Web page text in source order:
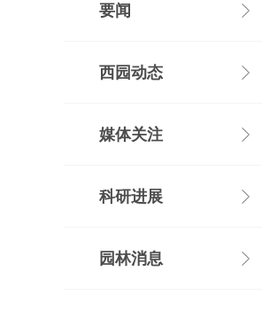
要闻
西园动态
媒体关注
科研进展
园林消息